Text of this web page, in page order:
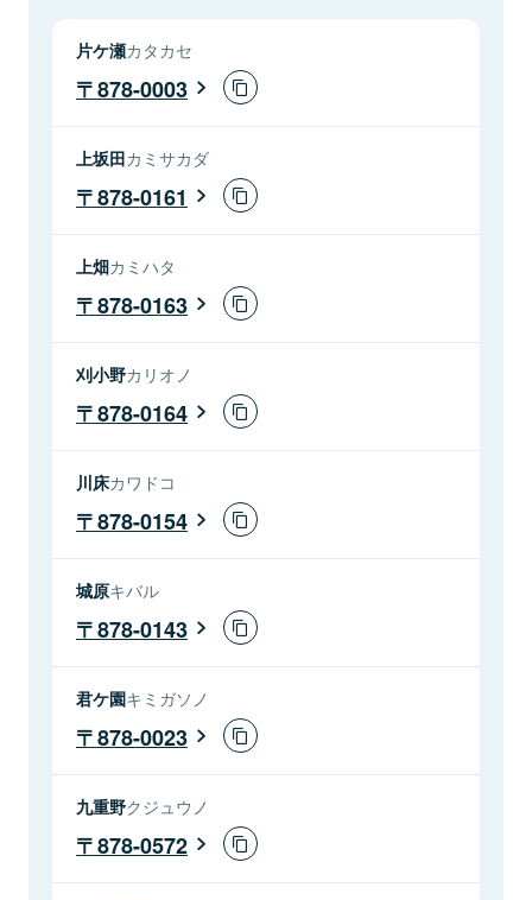
片ケ瀬カタカセ
878-0003
上坂田カミサカダ
878-0161
上畑カミハタ
878-0163
刈小野カリオノ
878-0164
川床カワドコ
878-0154
城原キバル
878-0143
君ケ園キミガソノ
878-0023
九重野クジュウノ
878-0572